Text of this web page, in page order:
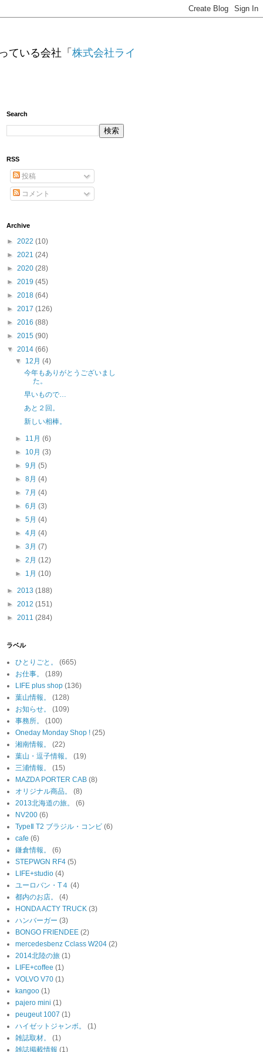
ている会社「 株式会社ライ
Search
RSS
投稿
コメント
Archive
► 2022 (10)
► 2021 (24)
► 2020 (28)
► 2019 (45)
► 2018 (64)
► 2017 (126)
► 2016 (88)
► 2015 (90)
▼ 2014 (66)
▼ 12月(4)
今年もありがとうございまし
た。
早いもので…
あと２回。
新しい相棒。
► 11月(6)
► 10月(3)
►9月(5)
►8月(4)
►7月(4)
►6月(3)
►5月(4)
►4月(4)
►3月(7)
►2月(12)
► 1月(10)
► 2013 (188)
► 2012 (151)
► 2011 (284)
ラベル
ひとりごと。
(665)
お仕事。
(189)
LIFE plus shop (136)
葉山情報。
(128)
お知らせ。
(109)
事務所。
(100)
Oneday Monday Shop ! (25)
湘南情報。
(22)
葉山・逗子情報。
(19)
三浦情報。
(15)
MAZDA PORTER CAB (8)
オリジナル商品。
(8)
2013北海道の旅。
(6)
NV200 (6)
TypeⅡ T2 ブラジル・コンビ (6)
cafe (6)
鎌倉情報。
(6)
STEPWGN RF4 (5)
LIFE+studio (4)
ユーロバン・T４ (4)
都内のお店。
(4)
HONDA ACTY TRUCK (3)
ハンバーガー (3)
BONGO FRIENDEE (2)
mercedesbenz Cclass W204 (2)
2014北陸の旅 (1)
LIFE+coffee (1)
VOLVO V70 (1)
kangoo (1)
pajero mini (1)
peugeut 1007 (1)
ハイゼットジャンボ。
(1)
雑誌取材。
(1)
雑誌掲載情報 (1)